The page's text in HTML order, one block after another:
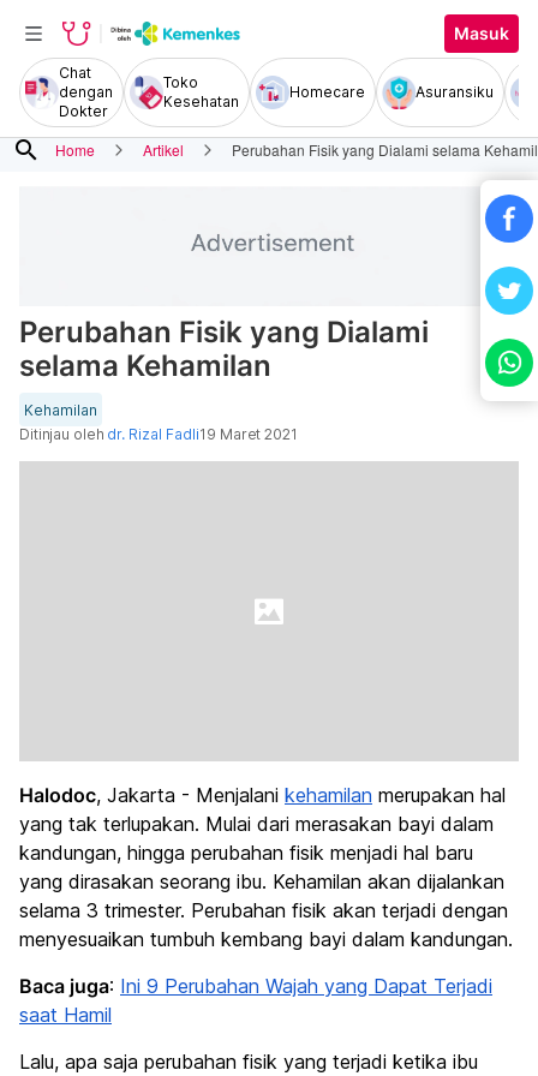
Masuk
Chat
dengan
Dokter
Toko
Kesehatan
Homecare Asuransiku
search Home Artikel Perubahan Fisik yang Dialami selama
Perubahan Fisik yang Dialami
selama Kehamilan
Kehamilan
Ditinjau oleh dr. Rizal Fadli19 Maret 2021
Halodoc, Jakarta - Menjalani kehamilan merupakan hal
yang tak terlupakan. Mulai dari merasakan bayi dalam
kandungan, hingga perubahan fisik menjadi hal baru
yang dirasakan seorang ibu. Kehamilan akan dijalankan
selama 3 trimester. Perubahan fisik akan terjadi dengan
menyesuaikan tumbuh kembang bayi dalam kandungan.
Baca juga: Ini 9 Perubahan Wajah yang Dapat Terjadi
saat Hamil
Lalu, apa saja perubahan fisik yang terjadi ketika ibu